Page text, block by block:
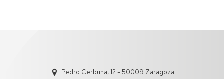
Pedro Cerbuna, 12 - 50009 Zaragoza